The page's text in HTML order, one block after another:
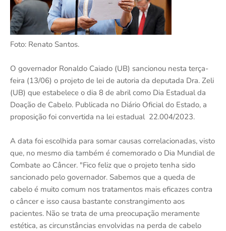
Foto: Renato Santos.
O governador Ronaldo Caiado (UB) sancionou nesta terça-
feira (13/06) o projeto de lei de autoria da deputada Dra. Zeli
(UB) que estabelece o dia 8 de abril como Dia Estadual da
Doação de Cabelo. Publicada no Diário Oficial do Estado, a
proposição foi convertida na lei estadual 22.004/2023.
A data foi escolhida para somar causas correlacionadas, visto
que, no mesmo dia também é comemorado o Dia Mundial de
Combate ao Câncer. "Fico feliz que o projeto tenha sido
sancionado pelo governador. Sabemos que a queda de
cabelo é muito comum nos tratamentos mais eficazes contra
o câncer e isso causa bastante constrangimento aos
pacientes. Não se trata de uma preocupação meramente
estética, as circunstâncias envolvidas na perda de cabelo